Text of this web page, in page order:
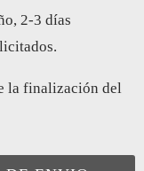
2-3 días
la finalización del